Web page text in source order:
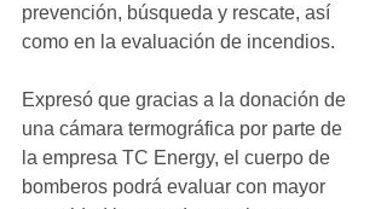
prevención, búsqueda y rescate, así
como en la evaluación de incendios.
Expresó que gracias a la donación de
una cámara termográfica por parte de
la empresa TC Energy, el cuerpo de
bomberos podrá evaluar con mayor